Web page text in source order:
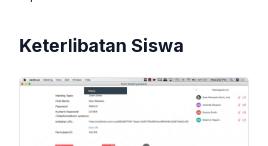
Keterlibatan Siswa